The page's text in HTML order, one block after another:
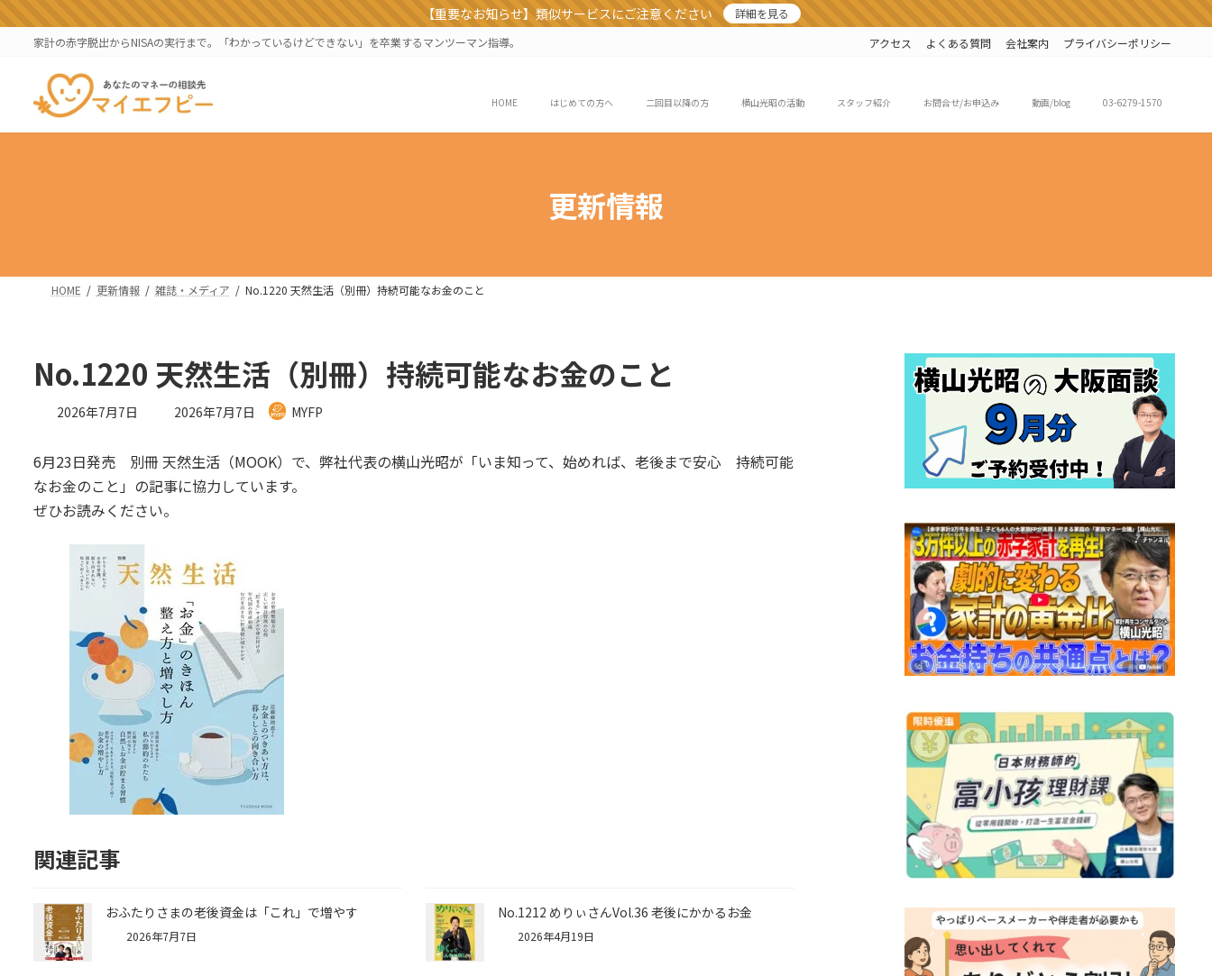
ン
ス
ビ
ン
【重要なお知らせ】類似サービスにご注意ください
詳細を見る
家計の赤字脱出からNISAの実行まで。「わかっているけどできない」を卒業するマンツーマン指導。
アクセス よくある質問 会社案内 プライバシーポリシー
HOME はじめての方へ 二回目以降の方 横山光昭の活動 スタッフ紹介 お問合せ/お申込み 動画/blog 03-6279-1570
更新情報
HOME 更新情報 雑誌・メディア No.1220 天然生活（別冊）持続可能なお金のこと
No.1220 天然生活（別冊）持続可能なお金のこと
2026年7月7日
最
新
日
時
2026年7月7日 MYFP
6月23日発売 別冊 天然生活（MOOK）で、弊社代表の横山光昭が「いま知って、始めれば、老後まで安心 持続可能
なお金のこと」の記事に協力しています。
ぜひお読みください。
関連記事
おふたりさまの老後資金は「これ」で増やす
2026年7月7日
No.1212 めりぃさんVol.36 老後にかかるお金
2026年4月19日